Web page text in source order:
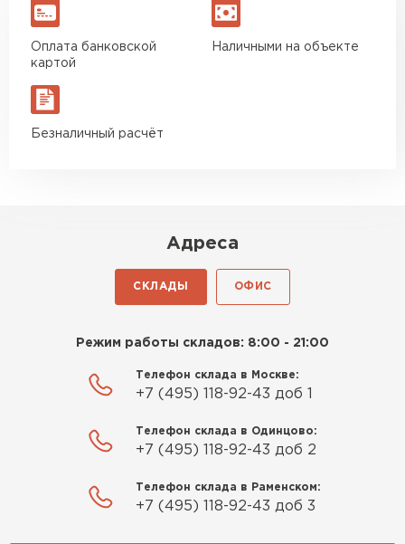
Оплата банковской
картой
Наличными на объекте
Безналичный расчёт
Адреса
СКЛАДЫ ОФИС
Режим работы складов: 8:00 - 21:00
Телефон склада в Москве:
+7 (495) 118-92-43 доб 1
Телефон склада в Одинцово:
+7 (495) 118-92-43 доб 2
Телефон склада в Раменском:
+7 (495) 118-92-43 доб 3